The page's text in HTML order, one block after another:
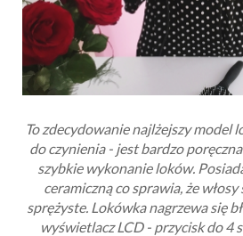
To zdecydowanie najlżejszy model
do czynienia - jest bardzo
szybkie wykonanie loków.
ceramiczną co sprawia, że
sprężyste. Lokówka nagrzewa się
wyświetlacz LCD - przycisk do 4